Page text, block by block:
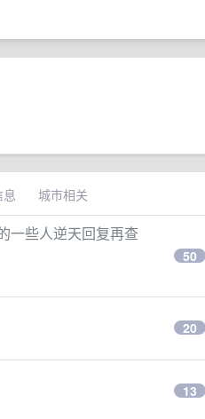
息 城市相关
一些人逆天回复再查
50
20
13